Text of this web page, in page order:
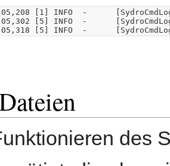
[1] INFO  -
[5] INFO  -
des